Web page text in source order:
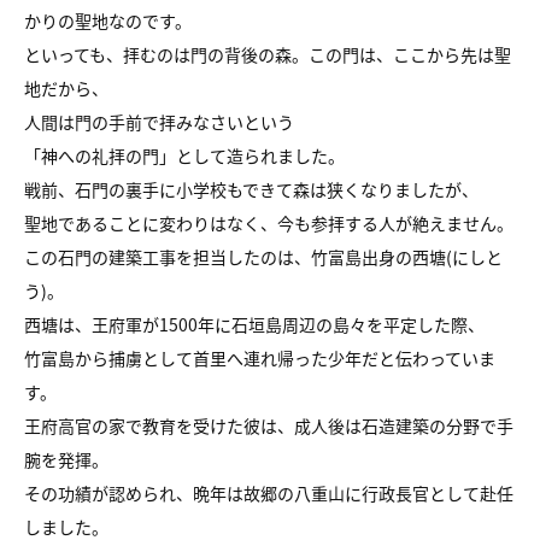
かりの聖地なのです。
といっても、拝むのは門の背後の森。この門は、ここから先は聖
地だから、
人間は門の手前で拝みなさいという
「神への礼拝の門」として造られました。
戦前、石門の裏手に小学校もできて森は狭くなりましたが、
聖地であることに変わりはなく、今も参拝する人が絶えません。
この石門の建築工事を担当したのは、竹富島出身の西塘(にしと
う)。
西塘は、王府軍が1500年に石垣島周辺の島々を平定した際、
竹富島から捕虜として首里へ連れ帰った少年だと伝わっていま
す。
王府高官の家で教育を受けた彼は、成人後は石造建築の分野で手
腕を発揮。
その功績が認められ、晩年は故郷の八重山に行政長官として赴任
しました。